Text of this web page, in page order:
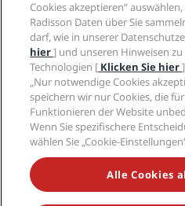
Entwicklungsmöglichkeiten
Responsible Business – Unser
Einkauf
Digitale Barrierefreiheit
Moderne Sklaverei – Erklärung
FAQ
Inhaltsübersicht
Marken von Radisson Hotels
VERPASSEN SIE NIEMALS
Cookies akzeptieren“
Radisson Daten über Sie
darf, wie in unserer
hier] und unseren Hinweisen
Technologien [ Klicken Sie hier
„Nur notwendige Cookies
speichern wir nur Cookies, die
Funktionieren der Website
Wenn Sie spezifischere
wählen Sie „Cookie-
Alle Cookies